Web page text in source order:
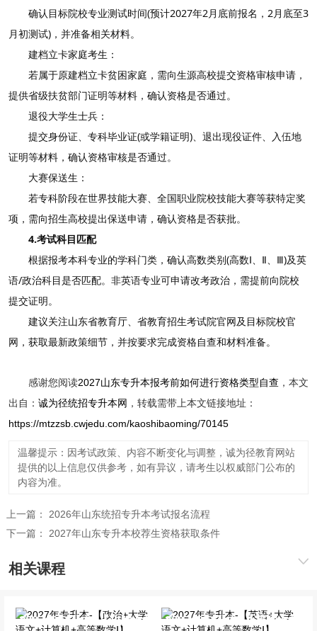
确认目标院校专业测试时间(预计2027年2月底前报名，2月底至3
月初测试)，并准备相关材料。
建档立卡家庭考生：
若属于原建档立卡贫困家庭，需向生源高校提交资格审核申请，
提供省级扶贫部门证明等材料，确认资格是否通过。
退役大学生士兵：
提交身份证、专科毕业证(或学籍证明)、退出现役证件、入伍地
证明等材料，确认资格审核是否通过。
大赛保送生：
若专科阶段在世界技能大赛、全国职业院校技能大赛等获特定奖
项，需向招生高校提出保送申请，确认资格是否获批。
4.考试科目匹配
根据报考本科专业的学科门类，确认高数类别(高数Ⅰ、Ⅱ、Ⅲ)及英
语/政治科目是否匹配。非英语专业可申请改考政治，需提前向院校
提交证明。
建议关注山东省教育厅、省教育招生考试院官网及目标院校官
网，获取最新政策细节，并按要求完成资格自查和材料准备。
感谢您阅读2027山东专升本报考前如何进行资格类型自查 ，本文
出自： 诚为径统招专升本网 ，转载需带上本文链接地址：
https://mtzzsb.cwjedu.com/kaoshibaoming/70145
温馨提示：因考试政策、内容不断变化与调整，诚为径教育网站
提供的以上信息仅供参考，如有异议，请考生以权威部门公布的
内容为准。
上一篇： 2026年山东统招专升本考试报名流程
下一篇： 2027年山东专升本校荐生资格获取条件
相关课程
2027年专升本-【政治+大
2027年专升本-【英语+大